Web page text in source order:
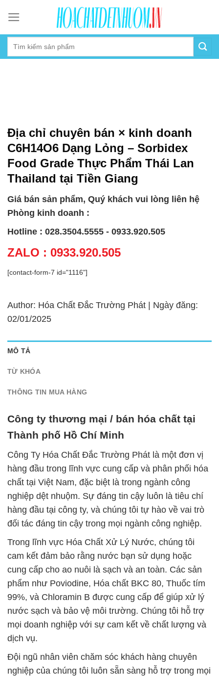
content
Địa chỉ chuyên bán × kinh doanh
C6H14O6 Dạng Lỏng – Sorbidex
Food Grade Thực Phẩm Thái Lan
Thailand tại Tiền Giang
Giá bán sản phẩm, Quý khách vui lòng liên hệ
Phòng kinh doanh :
Hotline : 028.3504.5555 - 0933.920.505
ZALO : 0933.920.505
[contact-form-7 id="1116"]
Author: Hóa Chất Đắc Trường Phát | Ngày đăng:
02/01/2025
MÔ TẢ
TỪ KHÓA
THÔNG TIN MUA HÀNG
Công ty thương mại / bán hóa chất tại
Thành phố Hồ Chí Minh
Công Ty Hóa Chất Đắc Trường Phát là một đơn vị
hàng đầu trong lĩnh vực cung cấp và phân phối hóa
chất tại Việt Nam, đặc biệt là trong ngành công
nghiệp dệt nhuộm. Sự đáng tin cậy luôn là tiêu chí
hàng đầu tại công ty, và chúng tôi tự hào về vai trò
đối tác đáng tin cậy trong mọi ngành công nghiệp.
Trong lĩnh vực Hóa Chất Xử Lý Nước, chúng tôi
cam kết đảm bảo rằng nước bạn sử dụng hoặc
cung cấp cho ao nuôi là sạch và an toàn. Các sản
phẩm như Poviodine, Hóa chất BKC 80, Thuốc tím
99%, và Chloramin B được cung cấp để giúp xử lý
nước sạch và bảo vệ môi trường. Chúng tôi hỗ trợ
mọi doanh nghiệp với sự cam kết về chất lượng và
dịch vụ.
Đội ngũ nhân viên chăm sóc khách hàng chuyên
nghiệp của chúng tôi luôn sẵn sàng hỗ trợ trong mọi